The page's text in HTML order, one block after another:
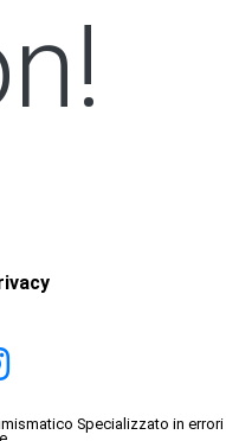
Specializzato in errori